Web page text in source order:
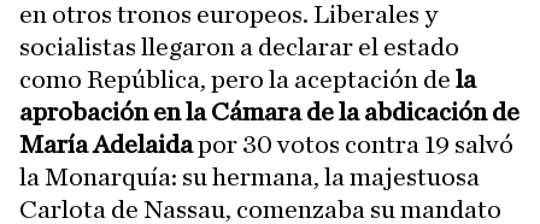
en otros tronos europeos. Liberales y
socialistas llegaron a declarar el estado
como República, pero la aceptación de la
aprobación en la Cámara de la abdicación de
María Adelaidapor 30 votos contra 19 salvó
la Monarquía: su hermana, la majestuosa
Carlota de Nassau, comenzaba su mandato